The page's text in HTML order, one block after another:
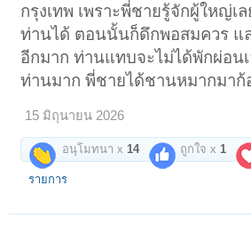
กรุงเทพ เพราะพี่ชายรู้จักผู้ใหญ่เ
ท่านได้ ตอนนั้นก็ดึกพอสมควร แ
อีกมาก ท่านแทบจะไม่ได้พักผ่อน
ท่านมาก พี่ชายได้ชานหมากมา
15 มิถุนายน 2026
อนุโมทนา x 14 ถูกใจ x 1
รายการ